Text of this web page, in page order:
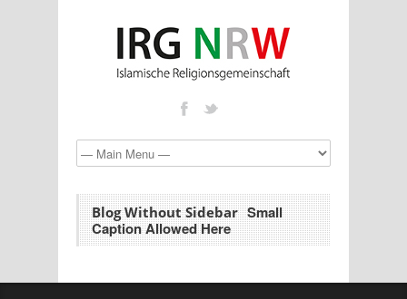
Blog Without Sidebar Small
Caption Allowed Here